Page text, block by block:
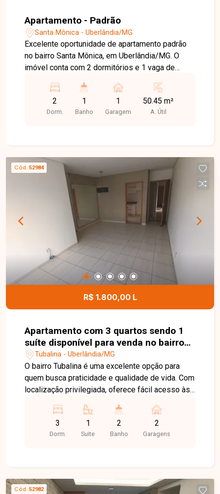
Apartamento - Padrão
Santa Mônica - Uberlândia/MG
Excelente oportunidade de apartamento padrão
no bairro Santa Mônica, em Uberlândia/MG. O
imóvel conta com 2 dormitórios e 1 vaga de
sua família. Com uma área útil de 50,45 m², o
apartamento é ideal para quem busca um lar
aconchegante e bem localizado. Não perca a
2
Dorm.
1
Banho
1
Garagem
50.45 m²
A. Útil
Cód. 52984
R$ 1.800,00 L
Apartamento com 3 quartos sendo 1
suíte disponível para venda no bairro
Tubalina em Uberlândia-MG
Tubalina - Uberlândia/MG
O bairro Tubalina é uma excelente opção para
quem busca praticidade e qualidade de vida. Com
localização privilegiada, oferece fácil acesso às
infraestrutura de comércios, supermercados,
escolas, farmácias e diversos serviços,
proporcionando comodidade para toda a família.
cozinha planejada com armários embutidos, área
3
Dorm.
1
Suite
2
Banho
2
Garagens
Cód. 52982